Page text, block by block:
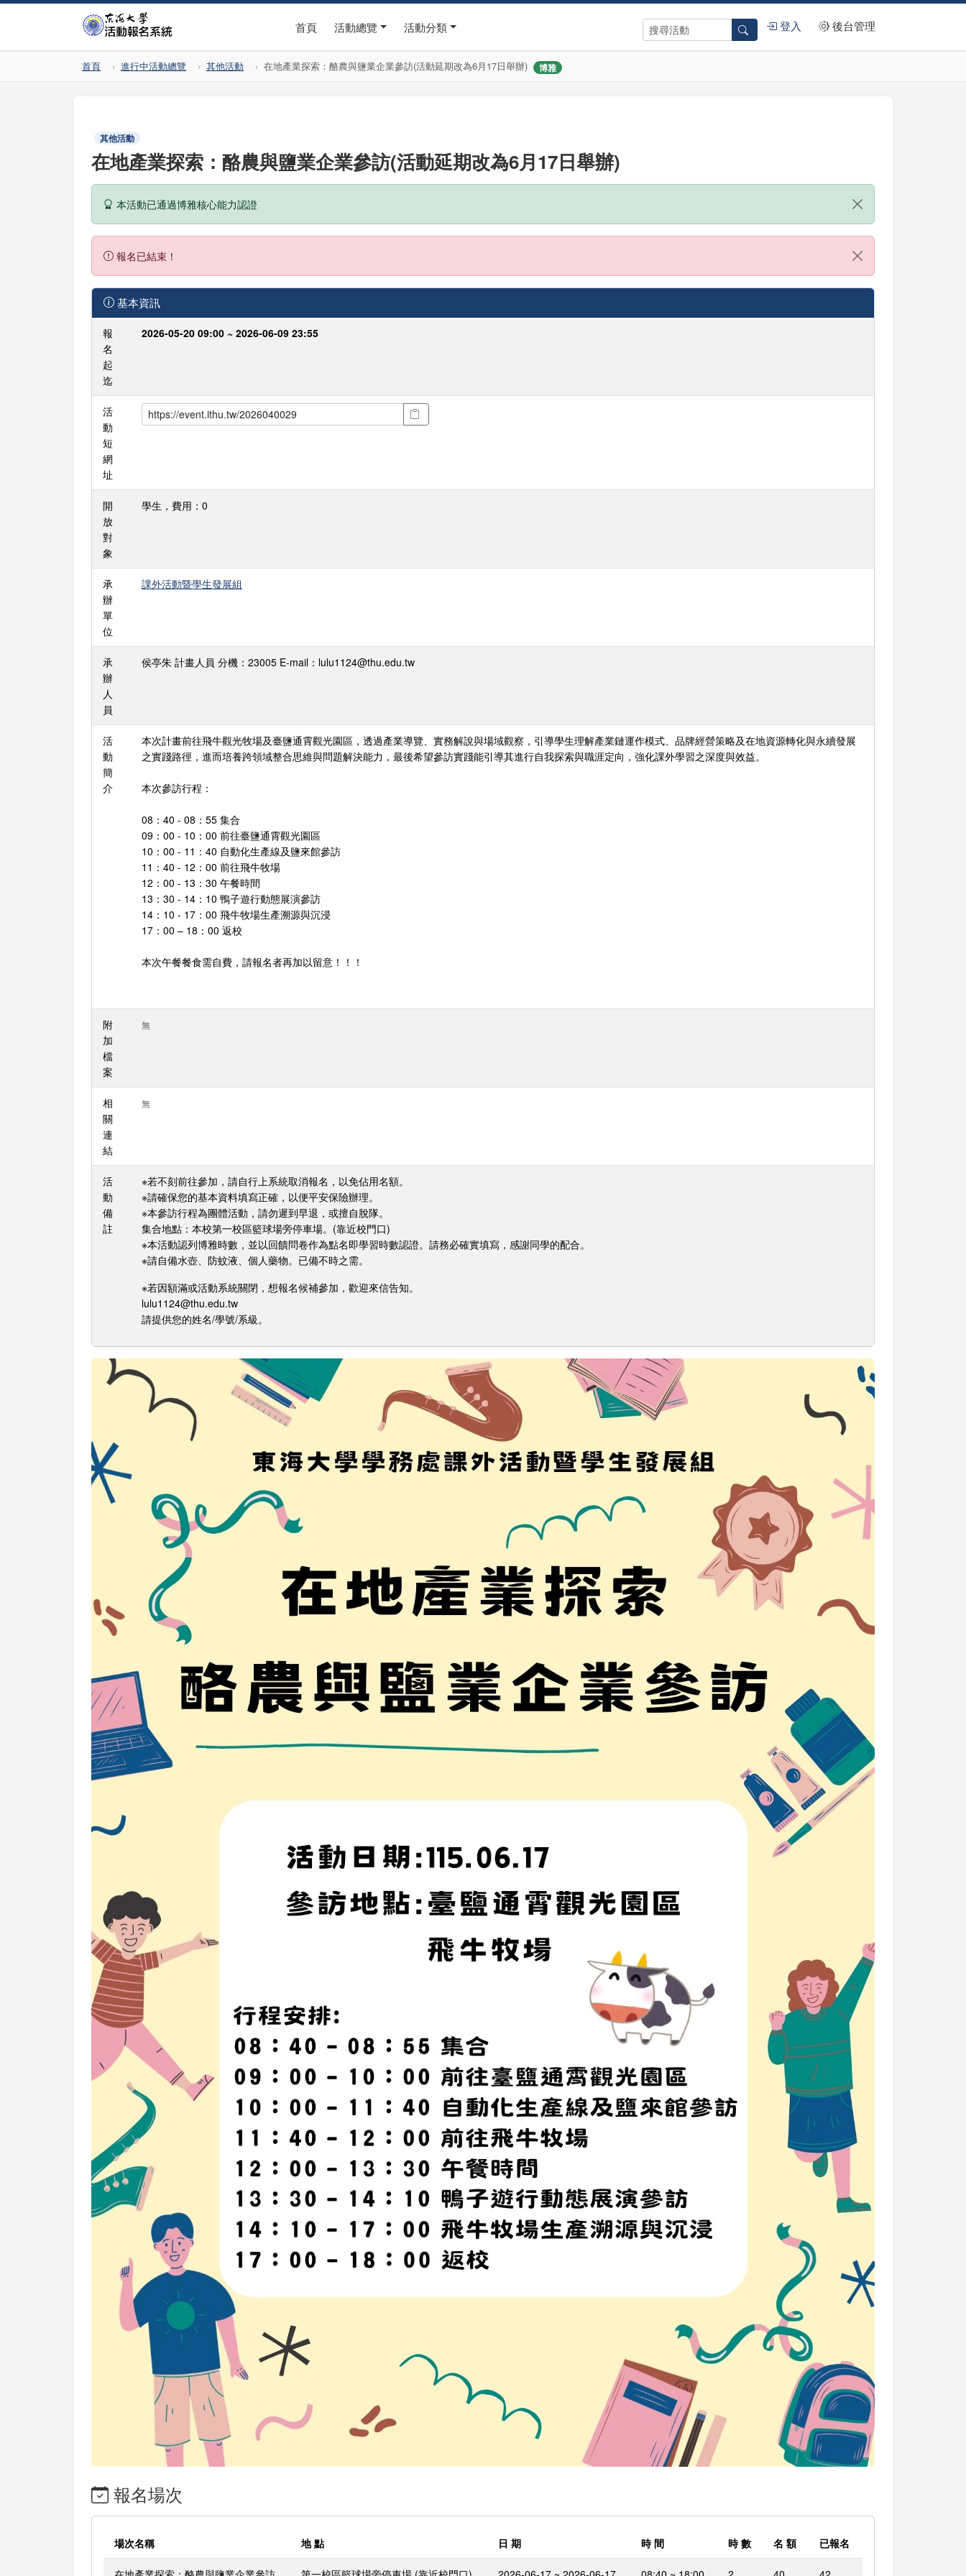
首頁 活動總覽 活動分類 登入 後台管理
首頁 進行中活動總覽 其他活動 在地產業探索：酪農與鹽業企業參訪(活動延期改為6月17日舉辦) 博雅
其他活動
在地產業探索：酪農與鹽業企業參訪(活動延期改為6月17日舉辦)
本活動已通過博雅核心能力認證
報名已結束！
基本資訊
報
名
起
迄
2026-05-20 09:00 ~ 2026-06-09 23:55
活
動
短
網
址
開
放
對
象
學生，費用：0
承
辦
單
位
課外活動暨學生發展組
承
辦
人
員
侯亭朱 計畫人員 分機：23005 E-mail：lulu1124@thu.edu.tw
活
動
簡
介
本次計畫前往飛牛觀光牧場及臺鹽通霄觀光園區，透過產業導覽、實務解說與場域觀察，引導學生理解產業鏈運作模式、品牌經營策略及在地資源轉化與永續發展
之實踐路徑，進而培養跨領域整合思維與問題解決能力，最後希望參訪實踐能引導其進行自我探索與職涯定向，強化課外學習之深度與效益。
本次參訪行程：
08：40 - 08：55 集合
09：00 - 10：00 前往臺鹽通霄觀光園區
10：00 - 11：40 自動化生產線及鹽來館參訪
11：40 - 12：00 前往飛牛牧場
12：00 - 13：30 午餐時間
13：30 - 14：10 鴨子遊行動態展演參訪
14：10 - 17：00 飛牛牧場生產溯源與沉浸
17：00 – 18：00 返校
本次午餐餐食需自費，請報名者再加以留意！！！
附
加
檔
案
無
相
關
連
結
無
活
動
備
註
※若不刻前往參加，請自行上系統取消報名，以免佔用名額。
※請確保您的基本資料填寫正確，以便平安保險辦理。
※本參訪行程為團體活動，請勿遲到早退，或擅自脫隊。
集合地點：本校第一校區籃球場旁停車場。(靠近校門口)
※本活動認列博雅時數，並以回饋問卷作為點名即學習時數認證。請務必確實填寫，感謝同學的配合。
※請自備水壺、防蚊液、個人藥物。已備不時之需。
※若因額滿或活動系統關閉，想報名候補參加，歡迎來信告知。
lulu1124@thu.edu.tw
請提供您的姓名/學號/系級。
報名場次
場次名稱 地 點 日 期 時 間 時 數 名 額 已報名